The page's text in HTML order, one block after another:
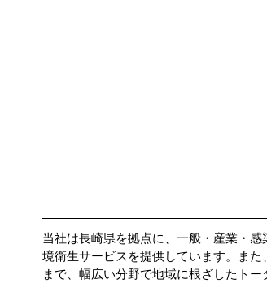
当社は長崎県を拠点に、一般・産業・
境衛生サービスを提供しています。ま
まで、幅広い分野で地域に根ざしたトー